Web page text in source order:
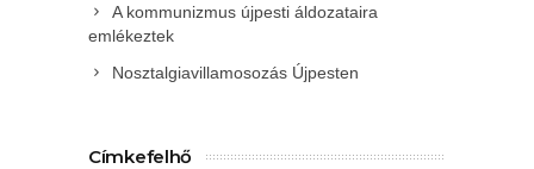
A kommunizmus újpesti áldozataira
emlékeztek
Nosztalgiavillamosozás Újpesten
Címkefelhő